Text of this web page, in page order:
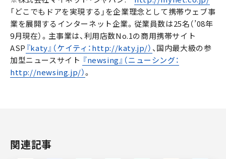
「どこでもドアを実現する」を企業理念として携帯ウェブ事
業を展開するインターネット企業。従業員数は25名（’08年
9月現在）。主事業は、利用店数No.1の商用携帯サイト
ASP 『katy』（ケイティ：http://katy.jp/） 、国内最大級の参
加型ニュースサイト 『newsing』（ニューシング：
http://newsing.jp/）。
関連記事